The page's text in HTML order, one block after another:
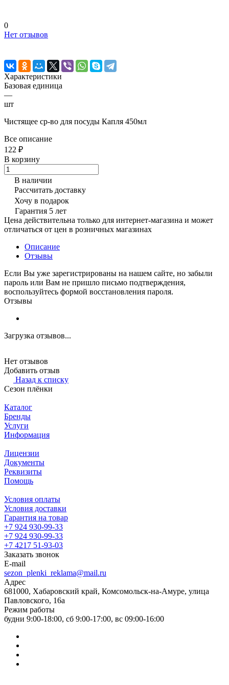
0
Нет отзывов
Характеристики
Базовая единица
—
шт
Чистящее ср-во для посуды Капля 450мл
Все описание
122 ₽
В корзину
В наличии
Рассчитать доставку
Хочу в подарок
Гарантия 5 лет
Цена действительна только для интернет-магазина и может
отличаться от цен в розничных магазинах
Описание
Отзывы
Если Вы уже зарегистрированы на нашем сайте, но забыли
пароль или Вам не пришло письмо подтверждения,
воспользуйтесь формой восстановления пароля.
Отзывы
Загрузка отзывов...
Нет отзывов
Добавить отзыв
Назад к списку
Сезон плёнки
Каталог
Бренды
Услуги
Информация
Лицензии
Документы
Реквизиты
Помощь
Условия оплаты
Условия доставки
Гарантия на товар
+7 924 930-99-33
+7 924 930-99-33
+7 4217 51-93-03
Заказать звонок
E-mail
sezon_plenki_reklama@mail.ru
Адрес
681000, Хабаровский край, Комсомольск-на-Амуре, улица
Павловского, 16а
Режим работы
будни 9:00-18:00, сб 9:00-17:00, вс 09:00-16:00